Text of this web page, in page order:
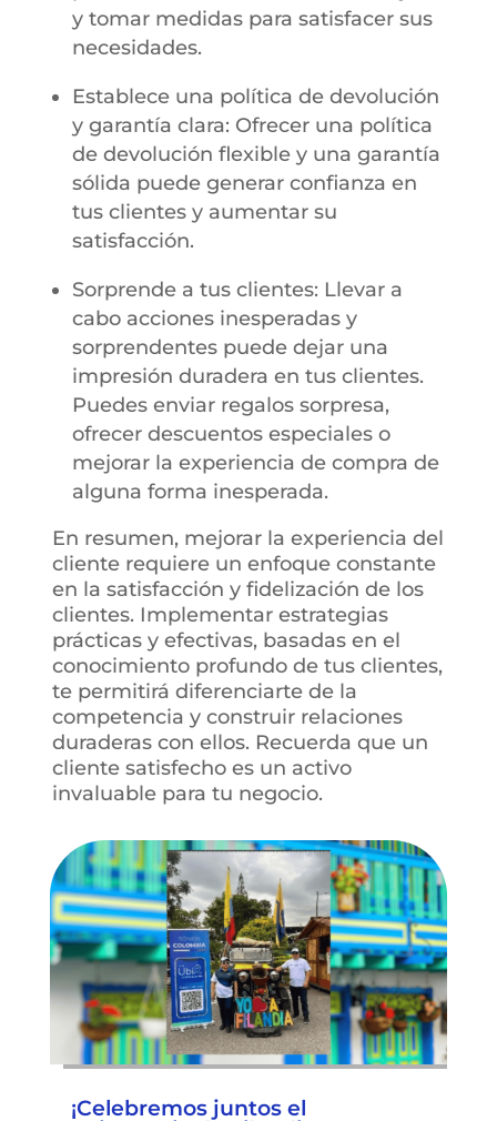
y tomar medidas para satisfacer sus
necesidades.
Establece una política de devolución
y garantía clara: Ofrecer una política
de devolución flexible y una garantía
sólida puede generar confianza en
tus clientes y aumentar su
satisfacción.
Sorprende a tus clientes: Llevar a
cabo acciones inesperadas y
sorprendentes puede dejar una
impresión duradera en tus clientes.
Puedes enviar regalos sorpresa,
ofrecer descuentos especiales o
mejorar la experiencia de compra de
alguna forma inesperada.
En resumen, mejorar la experiencia del
cliente requiere un enfoque constante
en la satisfacción y fidelización de los
clientes. Implementar estrategias
prácticas y efectivas, basadas en el
conocimiento profundo de tus clientes,
te permitirá diferenciarte de la
competencia y construir relaciones
duraderas con ellos. Recuerda que un
cliente satisfecho es un activo
invaluable para tu negocio.
¡Celebremos juntos el